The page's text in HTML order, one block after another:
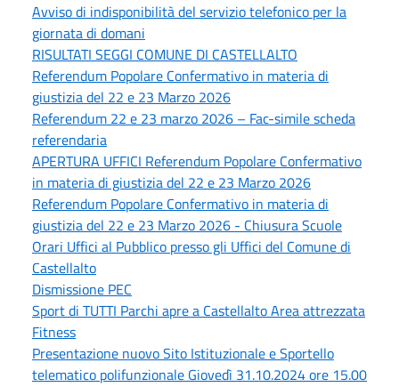
Avviso di indisponibilità del servizio telefonico per la
giornata di domani
RISULTATI SEGGI COMUNE DI CASTELLALTO
Referendum Popolare Confermativo in materia di
giustizia del 22 e 23 Marzo 2026
Referendum 22 e 23 marzo 2026 – Fac-simile scheda
referendaria
APERTURA UFFICI Referendum Popolare Confermativo
in materia di giustizia del 22 e 23 Marzo 2026
Referendum Popolare Confermativo in materia di
giustizia del 22 e 23 Marzo 2026 - Chiusura Scuole
Orari Uffici al Pubblico presso gli Uffici del Comune di
Castellalto
Dismissione PEC
Sport di TUTTI Parchi apre a Castellalto Area attrezzata
Fitness
Presentazione nuovo Sito Istituzionale e Sportello
telematico polifunzionale Giovedì 31.10.2024 ore 15.00